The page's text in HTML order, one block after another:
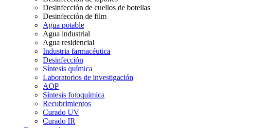
Desinfección de cuellos de botellas
Desinfección de film
Agua potable
Agua industrial
Agua residencial
Industria farmacéutica
Desinfección
Síntesis química
Laboratorios de investigación
AOP
Síntesis fotoquímica
Recubrimientos
Curado UV
Curado IR